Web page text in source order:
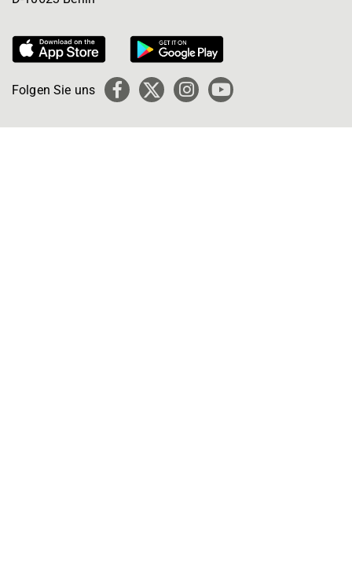
Folgen Sie uns Facebook
X
Instagram